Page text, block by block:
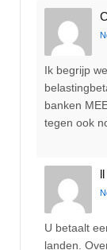
Ik begrijp
banken
tegen ook
ll
U betaalt
landen.